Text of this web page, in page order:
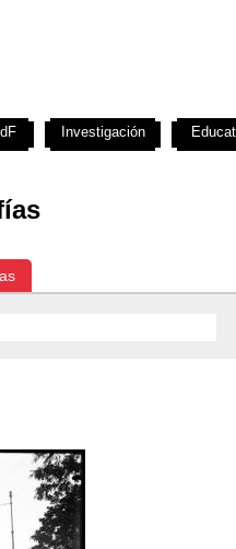
Investigación